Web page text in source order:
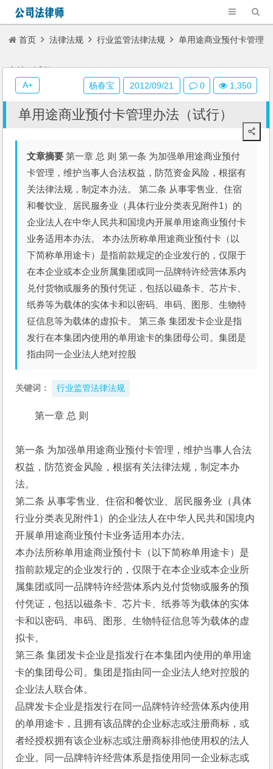
首页 法律法规 行业监管法律法规 单用途商业预付卡管理
办法（试行）
单用途商业预付卡管理办法（试行）
文章摘要 第一章 总 则 第一条 为加强单用途商业预付
卡管理，维护当事人合法权益，防范资金风险，根据有
关法律法规，制定本办法。 第二条 从事零售业、住宿
和餐饮业、居民服务业（具体行业分类表见附件1）的
企业法人在中华人民共和国境内开展单用途商业预付卡
业务适用本办法。 本办法所称单用途商业预付卡（以
下简称单用途卡）是指前款规定的企业发行的，仅限于
在本企业或本企业所属集团或同一品牌特许经营体系内
兑付货物或服务的预付凭证，包括以磁条卡、芯片卡、
纸券等为载体的实体卡和以密码、串码、图形、生物特
征信息等为载体的虚拟卡。 第三条 集团发卡企业是指
发行在本集团内使用的单用途卡的集团母公司。集团是
指由同一企业法人绝对控股
关键词： 行业监管法律法规
第一章 总 则
第一条 为加强单用途商业预付卡管理，维护当事人合法
权益，防范资金风险，根据有关法律法规，制定本办
法。
第二条 从事零售业、住宿和餐饮业、居民服务业（具体
行业分类表见附件1）的企业法人在中华人民共和国境内
开展单用途商业预付卡业务适用本办法。
本办法所称单用途商业预付卡（以下简称单用途卡）是
指前款规定的企业发行的，仅限于在本企业或本企业所
属集团或同一品牌特许经营体系内兑付货物或服务的预
付凭证，包括以磁条卡、芯片卡、纸券等为载体的实体
卡和以密码、串码、图形、生物特征信息等为载体的虚
拟卡。
第三条 集团发卡企业是指发行在本集团内使用的单用途
卡的集团母公司。集团是指由同一企业法人绝对控股的
企业法人联合体。
品牌发卡企业是指发行在同一品牌特许经营体系内使用
的单用途卡，且拥有该品牌的企业标志或注册商标，或
者经授权拥有该企业标志或注册商标排他使用权的法人
企业。同一品牌特许经营体系是指使用同一企业标志或
杨春宝 2012/09/21 0 1,350
A+